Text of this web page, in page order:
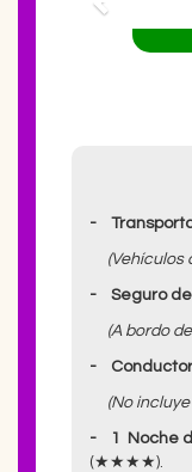
Previous
-
(Vehículos
- Seguro de
(A bordo de
- Conductor
(No incluye
- 1 Noche
(★★★★).